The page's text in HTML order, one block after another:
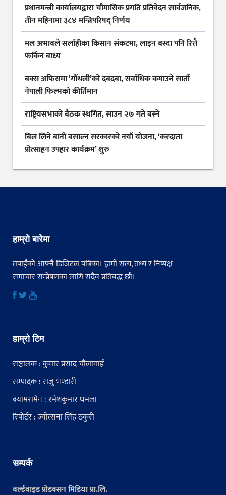
प्रधानमन्त्री कार्यालयद्वारा चौमासिक प्रगति प्रतिवेदन सार्वजनिक,
तीन महिनामा ३८४ मन्त्रिपरिषद् निर्णय
मल अभावले सर्लाहीका किसान संकटमा, लाइन बस्दा पनि रित्तै
फर्किन बाध्य
बक्स अफिसमा ‘गौंथली’को दबदबा, सर्वाधिक कमाउने सातौं
नेपाली फिल्मको कीर्तिमान
राष्ट्रियसभाको बैठक स्थगित, साउन २७ गते बस्ने
बिल लिने बानी बसाल्न सरकारको नयाँ योजना, ‘करदाता
प्रोत्साहन उपहार कार्यक्रम’ शुरु
हाम्रो बारेमा
तपाईंको आफ्नै डिजिटल पत्रिका। हामी सत्य, तथ्य र निष्पक्ष
समाचार सम्प्रेषणका लागि सदैव प्रतिबद्ध छौं।
हाम्रो टिम
सञ्चालक : कुमार प्रसाद चौंलागाईं
सम्पादक : राजु भण्डारी
क्यामरामेन : रमेशकुमार धमला
रिपोर्टर : ज्योत्सना सिंह ठकुरी
सम्पर्क
वर्ल्डवाइड प्रोडक्सन मिडिया प्रा.लि.